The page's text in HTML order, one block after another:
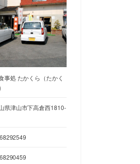
事処 たかくら（たかく
県津山市下高倉西1810-